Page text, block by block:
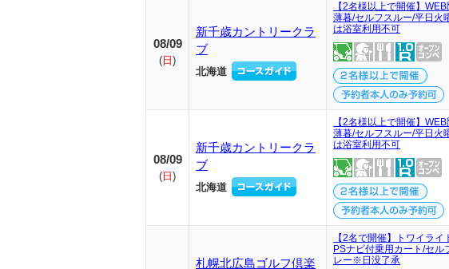
08/09
( 日 )
新千歳カントリークラ
ブ
北海道
【2名様以上で開催】
薄暮/セルフスルー/平日火
は浴室利用不可
08/09
( 日 )
新千歳カントリークラ
ブ
北海道
【2名様以上で開催】
薄暮/セルフスルー/平日火
は浴室利用不可
札幌北広島ゴルフ倶楽
【2名で開催】トワイライ
PSナビ付乗用カート/セル
レー※日没了承